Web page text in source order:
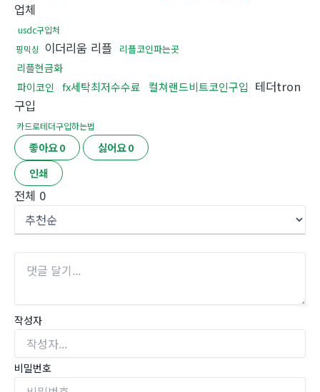
업체
usdc구입처
핑믹싱 이더리움 리플 리플코인파는곳
리플현금화
파이코인
fx세탁최저수수료 컬쳐랜드비트코인구입 테더tron
구입
카드로테더구입하는법
좋아요0 싫어요0
인쇄
전체 0
작성자
비밀번호